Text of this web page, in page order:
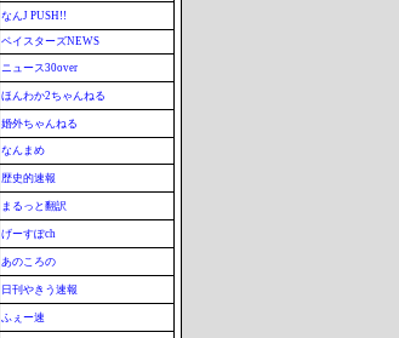
なんJ PUSH!!
ベイスターズNEWS
ニュース30over
ほんわか2ちゃんねる
婚外ちゃんねる
なんまめ
歴史的速報
まるっと翻訳
げーすぽch
あのころの
日刊やきう速報
ふぇー速